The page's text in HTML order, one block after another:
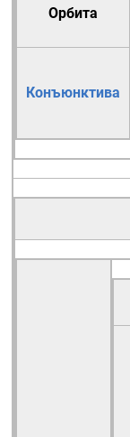
Орбита
Конъюнктива